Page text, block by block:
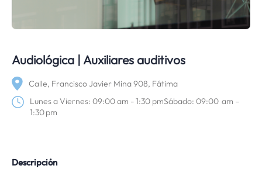
Audiológica | Auxiliares auditivos
Calle, Francisco Javier Mina 908, Fátima
Lunes a Viernes: 09:00 am - 1:30 pmSábado: 09:00 am –
1:30 pm
Descripción